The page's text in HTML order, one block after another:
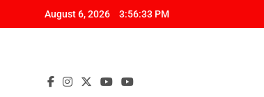
August 6, 2026 3:56:34 PM